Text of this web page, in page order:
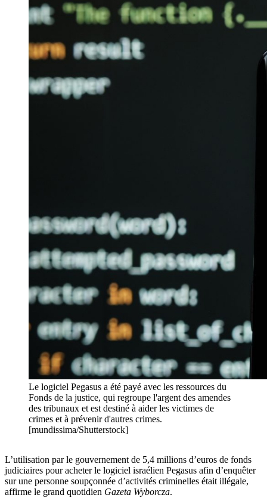
Le logiciel Pegasus a été payé avec les ressources du
Fonds de la justice, qui regroupe l'argent des amendes
des tribunaux et est destiné à aider les victimes de
crimes et à prévenir d'autres crimes.
[mundissima/Shutterstock]
L’utilisation par le gouvernement de 5,4 millions d’euros de fonds
judiciaires pour acheter le logiciel israélien Pegasus afin d’enquêter
sur une personne soupçonnée d’activités criminelles était illégale,
affirme le grand quotidien Gazeta Wyborcza.